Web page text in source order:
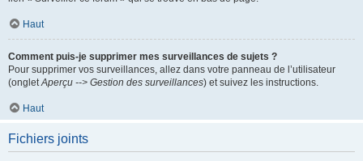
Haut
Comment puis-je supprimer mes surveillances de sujets ?
Pour supprimer vos surveillances, allez dans votre panneau de l’utilisateur
(ongletAperçu --> Gestion des surveillances) et suivez les instructions.
Haut
Fichiers joints